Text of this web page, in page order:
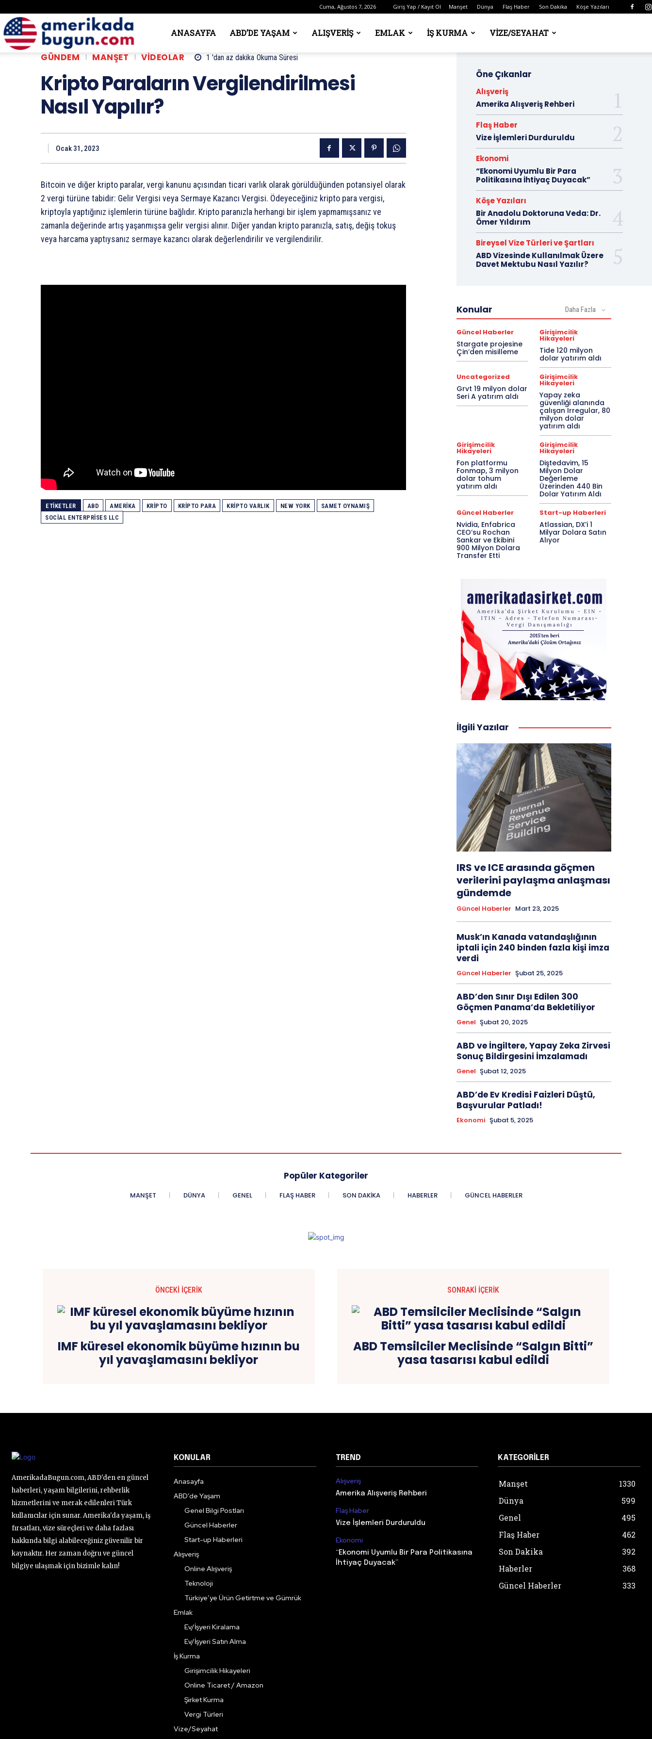
Cuma, Ağustos 7, 2026 Giriş Yap / Kayıt Ol Manşet Dünya Flaş Haber Son Dakika Köşe Yazıları
Amerika’daANASAYFA ABD’DE YAŞAM ALIŞVERIŞ EMLAK İŞ KURMA VIZE/SEYAHAT
GÜNDEM MANŞET VIDEOLAR 1 'dan az dakika Okuma Süresi
Kripto Paraların Vergilendirilmesi
Nasıl Yapılır?
Ocak 31, 2023
Bitcoin ve diğer kripto paralar, vergi kanunu açısından ticari varlık olarak görüldüğünden potansiyel olarak
2 vergi türüne tabidir: Gelir Vergisi veya Sermaye Kazancı Vergisi. Ödeyeceğiniz kripto para vergisi,
kriptoyla yaptığınız işlemlerin türüne bağlıdır. Kripto paranızla herhangi bir işlem yapmamışsanız ve
zamanla değerinde artış yaşanmışsa gelir vergisi alınır. Diğer yandan kripto paranızla, satış, değiş tokuş
veya harcama yaptıysanız sermaye kazancı olarak değerlendirilir ve vergilendirilir.
ETIKETLER ABD AMERIKA KRIPTO KRIPTO PARA KRIPTO VARLIK NEW YORK
SAMET OYNAMIŞ
SOCIAL ENTERPRISES LLC
Öne Çıkanlar
Alışveriş
Amerika Alışveriş Rehberi
Flaş Haber
Vize İşlemleri Durduruldu
Ekonomi
“Ekonomi Uyumlu Bir Para
Politikasına İhtiyaç Duyacak”
Köşe Yazıları
Bir Anadolu Doktoruna Veda: Dr.
Ömer Yıldırım
Bireysel Vize Türleri ve Şartları
ABD Vizesinde Kullanılmak Üzere
Davet Mektubu Nasıl Yazılır?
Konular Daha Fazla
Güncel Haberler
Stargate projesine
Çin’den misilleme
Girişimcilik
Hikayeleri
Tide 120 milyon
dolar yatırım aldı
Uncategorized
Grvt 19 milyon dolar
Seri A yatırım aldı
Girişimcilik
Hikayeleri
Yapay zeka
güvenliği alanında
çalışan Irregular, 80
milyon dolar
yatırım aldı
Girişimcilik
Hikayeleri
Fon platformu
Fonmap, 3 milyon
dolar tohum
yatırım aldı
Girişimcilik
Hikayeleri
Diştedavim, 15
Milyon Dolar
Değerleme
Üzerinden 440 Bin
Dolar Yatırım Aldı
Güncel Haberler
Nvidia, Enfabrica
CEO’su Rochan
Sankar ve Ekibini
900 Milyon Dolara
Transfer Etti
Start-up Haberleri
Atlassian, DX’i 1
Milyar Dolara Satın
Alıyor
İlgili Yazılar
IRS ve ICE arasında göçmen
verilerini paylaşma anlaşması
gündemde
Güncel Haberler Mart 23, 2025
Musk’ın Kanada vatandaşlığının
iptali için 240 binden fazla kişi imza
verdi
Güncel Haberler Şubat 25, 2025
ABD’den Sınır Dışı Edilen 300
Göçmen Panama’da Bekletiliyor
Genel Şubat 20, 2025
ABD ve İngiltere, Yapay Zeka Zirvesi
Sonuç Bildirgesini İmzalamadı
Genel Şubat 12, 2025
ABD’de Ev Kredisi Faizleri Düştü,
Başvurular Patladı!
Ekonomi Şubat 5, 2025
Popüler Kategoriler
MANŞET DÜNYA GENEL FLAŞ HABER SON DAKIKA HABERLER GÜNCEL HABERLER
ÖNCEKI İÇERIK
IMF küresel ekonomik büyüme hızının bu
yıl yavaşlamasını bekliyor
SONRAKI İÇERIK
ABD Temsilciler Meclisinde “Salgın Bitti”
yasa tasarısı kabul edildi
AmerikadaBugun.com, ABD'den en güncel
haberleri, yaşam bilgilerini, rehberlik
hizmetlerini ve merak edilenleri Türk
kullanıcılar için sunar. Amerika'da yaşam, iş
fırsatları, vize süreçleri ve daha fazlası
hakkında bilgi alabileceğiniz güvenilir bir
kaynaktır. Her zaman doğru ve güncel
bilgiye ulaşmak için bizimle kalın!
KONULAR
Anasayfa
ABD’de Yaşam
Genel Bilgi Postları
Güncel Haberler
Start-up Haberleri
Alışveriş
Online Alışveriş
Teknoloji
Türkiye’ye Ürün Getirtme ve Gümrük
Emlak
Ev/İşyeri Kiralama
Ev/İşyeri Satın Alma
İş Kurma
Girişimcilik Hikayeleri
Online Ticaret / Amazon
Şirket Kurma
Vergi Türleri
Vize/Seyahat
TREND
Alışveriş
Amerika Alışveriş Rehberi
Flaş Haber
Vize İşlemleri Durduruldu
Ekonomi
“Ekonomi Uyumlu Bir Para Politikasına
İhtiyaç Duyacak”
KATEGORILER
Manşet
1330
Dünya
599
Genel
495
Flaş Haber
462
Son Dakika
392
Haberler
368
Güncel Haberler
333